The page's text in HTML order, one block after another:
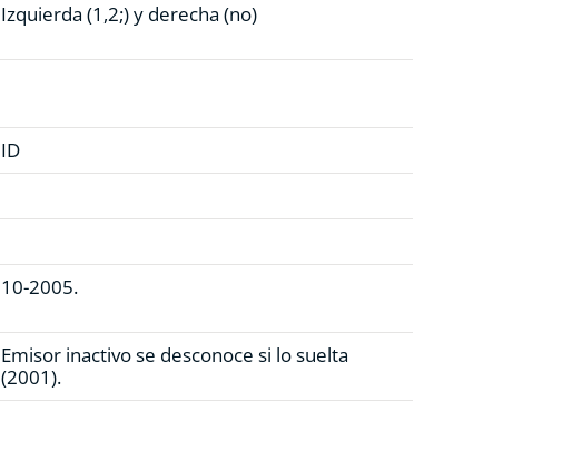
Izquierda (1,2;)y derecha (no)
ID
10-2005.
Emisor inactivo se desconoce si lo suelta
(2001).